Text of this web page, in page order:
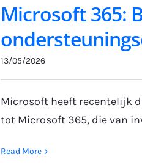
Microsoft 365:
13/05/2026
Microsoft heeft recentelijk
tot Microsoft 365, die van
Read More